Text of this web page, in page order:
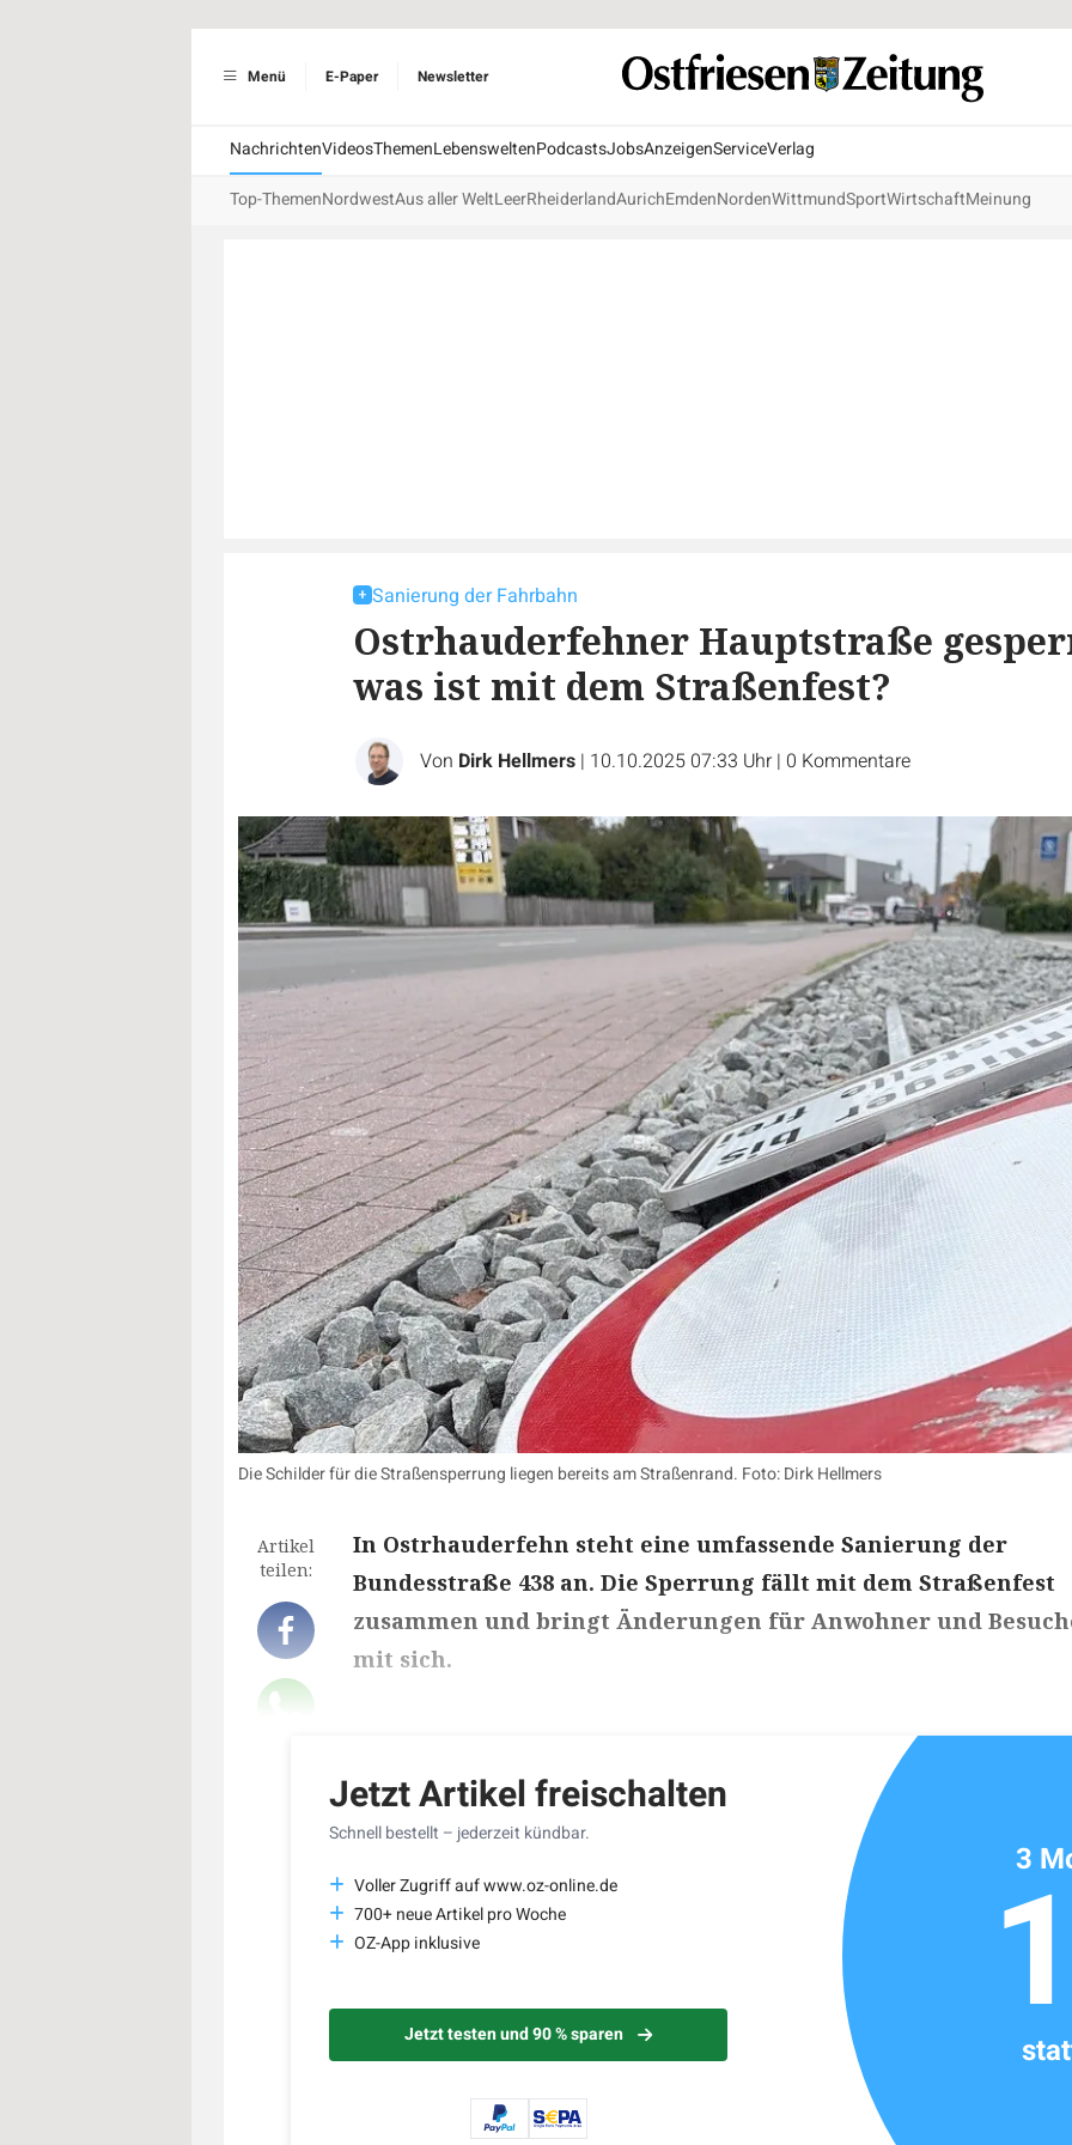
Menü E-Paper Newsletter
NachrichtenVideosThemenLebensweltenPodcastsJobsAnzeigenServiceVerlag
Top-ThemenNordwestAus aller WeltLeerRheiderlandAurichEmdenNordenWittmundSportWirtschaftMeinung
Sanierung der Fahrbahn
Ostrhauderfehner Hauptstraße
was ist mit dem Straßenfest?
Von Dirk Hellmers | 10.10.2025 07:33 Uhr | 0 Kommentare
Die Schilder für die Straßensperrung liegen bereits am Straßenrand. Foto: Dirk Hellmers
Artikel
teilen:
In Ostrhauderfehn steht eine umfassende Sanierung der
Bundesstraße 438 an. Die Sperrung fällt mit dem Straßenfest
zusammen und bringt Änderungen für Anwohner und
mit sich.
Jetzt Artikel freischalten
Schnell bestellt – jederzeit kündbar.
Voller Zugriff auf www.oz-online.de
700+ neue Artikel pro Woche
OZ-App inklusive
Jetzt testen und 90 % sparen
3